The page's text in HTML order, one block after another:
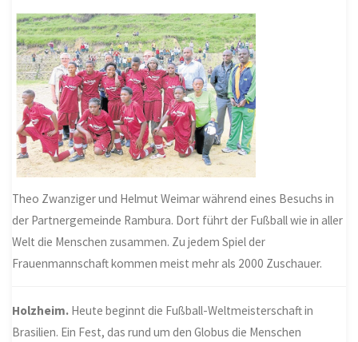
Theo Zwanziger und Helmut Weimar während eines Besuchs in
der Partnergemeinde Rambura. Dort führt der Fußball wie in aller
Welt die Menschen zusammen. Zu jedem Spiel der
Frauenmannschaft kommen meist mehr als 2000 Zuschauer.
Holzheim. Heute beginnt die Fußball-Weltmeisterschaft in
Brasilien. Ein Fest, das rund um den Globus die Menschen